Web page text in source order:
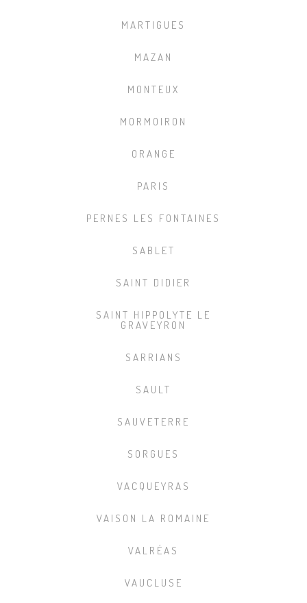
MARTIGUES
MAZAN
MONTEUX
MORMOIRON
ORANGE
PARIS
PERNES LES FONTAINES
SABLET
SAINT DIDIER
SAINT HIPPOLYTE LE
GRAVEYRON
SARRIANS
SAULT
SAUVETERRE
SORGUES
VACQUEYRAS
VAISON LA ROMAINE
VALRÉAS
VAUCLUSE